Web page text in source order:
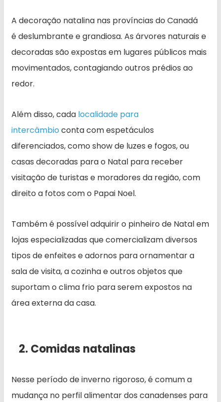
A decoração natalina nas províncias do Canadá
é deslumbrante e grandiosa. As árvores naturais e
decoradas são expostas em lugares públicos mais
movimentados, contagiando outros prédios ao
redor.
Além disso, cada localidade para
intercâmbio conta com espetáculos
diferenciados, como show de luzes e fogos, ou
casas decoradas para o Natal para receber
visitação de turistas e moradores da região, com
direito a fotos com o Papai Noel.
Também é possível adquirir o pinheiro de Natal em
lojas especializadas que comercializam diversos
tipos de enfeites e adornos para ornamentar a
sala de visita, a cozinha e outros objetos que
suportam o clima frio para serem expostos na
área externa da casa.
2. Comidas natalinas
Nesse período de inverno rigoroso, é comum a
mudança no perfil alimentar dos canadenses para